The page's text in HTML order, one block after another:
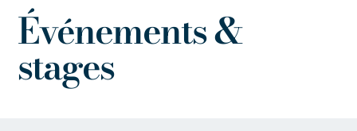
Événements &
stages